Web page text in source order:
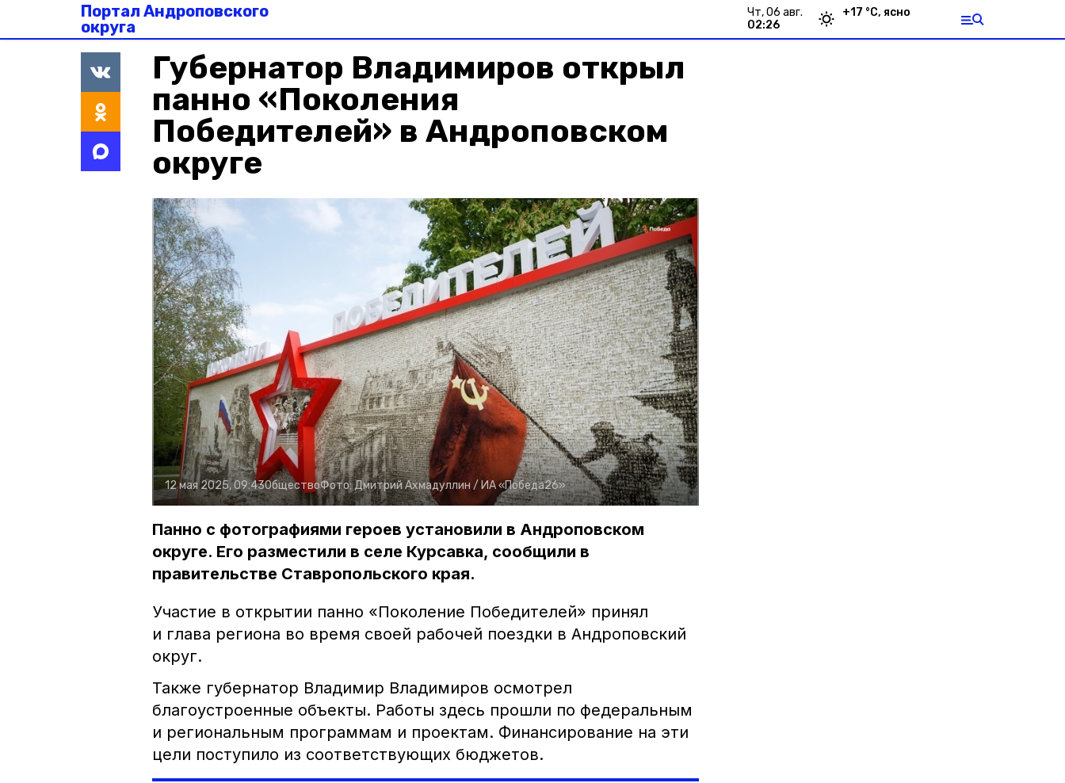
Портал Андроповского
округа
чт, 06 авг.
02:26
+17 °С, ясно
Губернатор Владимиров открыл
панно «Поколения
Победителей» в Андроповском
округе
12 мая 2025, 09:43ОбществоФото:Дмитрий Ахмадуллин / ИА «Победа26»
Панно с фотографиями героев установили в Андроповском
округе. Его разместили в селе Курсавка, сообщили в
правительстве Ставропольского края.
Участие в открытии панно «Поколение Победителей» принял
и глава региона во время своей рабочей поездки в Андроповский
округ.
Также губернатор Владимир Владимиров осмотрел
благоустроенные объекты. Работы здесь прошли по федеральным
и региональным программам и проектам. Финансирование на эти
цели поступило из соответствующих бюджетов.